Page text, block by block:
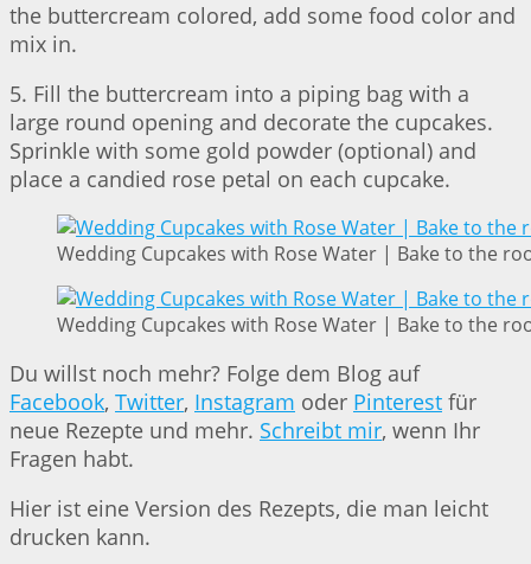
the buttercream colored, add some food color and
mix in.
5. Fill the buttercream into a piping bag with a
large round opening and decorate the cupcakes.
Sprinkle with some gold powder (optional) and
place a candied rose petal on each cupcake.
Wedding Cupcakes with Rose Water | Bake to the
Wedding Cupcakes with Rose Water | Bake to the
Du willst noch mehr? Folge dem Blog auf
Facebook, Twitter, Instagram oder Pinterest für
neue Rezepte und mehr. Schreibt mir, wenn Ihr
Fragen habt.
Hier ist eine Version des Rezepts, die man leicht
drucken kann.